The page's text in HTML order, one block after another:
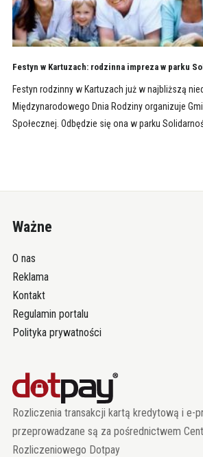
Festyn w Kartuzach: rodzinna impreza w parku
Festyn rodzinny w Kartuzach już w najbliższą
Międzynarodowego Dnia Rodziny organizuje
Społecznej. Odbędzie się ona w parku
Ważne
O nas
Reklama
Kontakt
Regulamin portalu
Polityka prywatności
Rozliczenia transakcji kartą kredytową i e-
przeprowadzane są za pośrednictwem
Rozliczeniowego Dotpay